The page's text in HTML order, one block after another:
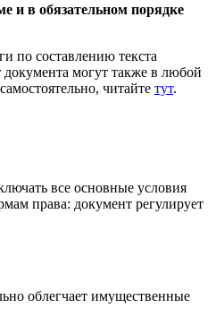
и в обязательном порядке
по составлению текста
документа могут также в любой
читайте тут.
все основные условия
права: документ регулирует
облегчает имущественные